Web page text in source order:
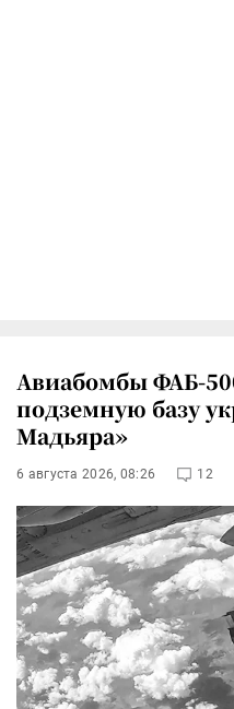
Авиабомбы ФАБ-
подземную базу
Мадьяра»
6 августа 2026, 08:26 12